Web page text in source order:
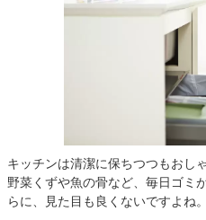
キッチンは清潔に保ちつつもおし
野菜くずや魚の骨など、毎日ゴミ
らに、見た目も良くないですよね。